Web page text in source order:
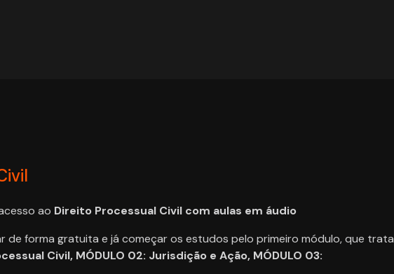
ao Direito Processual Civil com aulas em áudio
de forma gratuita e já começar os estudos pelo primeiro módulo, que trata
Civil, MÓDULO 02: Jurisdição e Ação, MÓDULO 03: